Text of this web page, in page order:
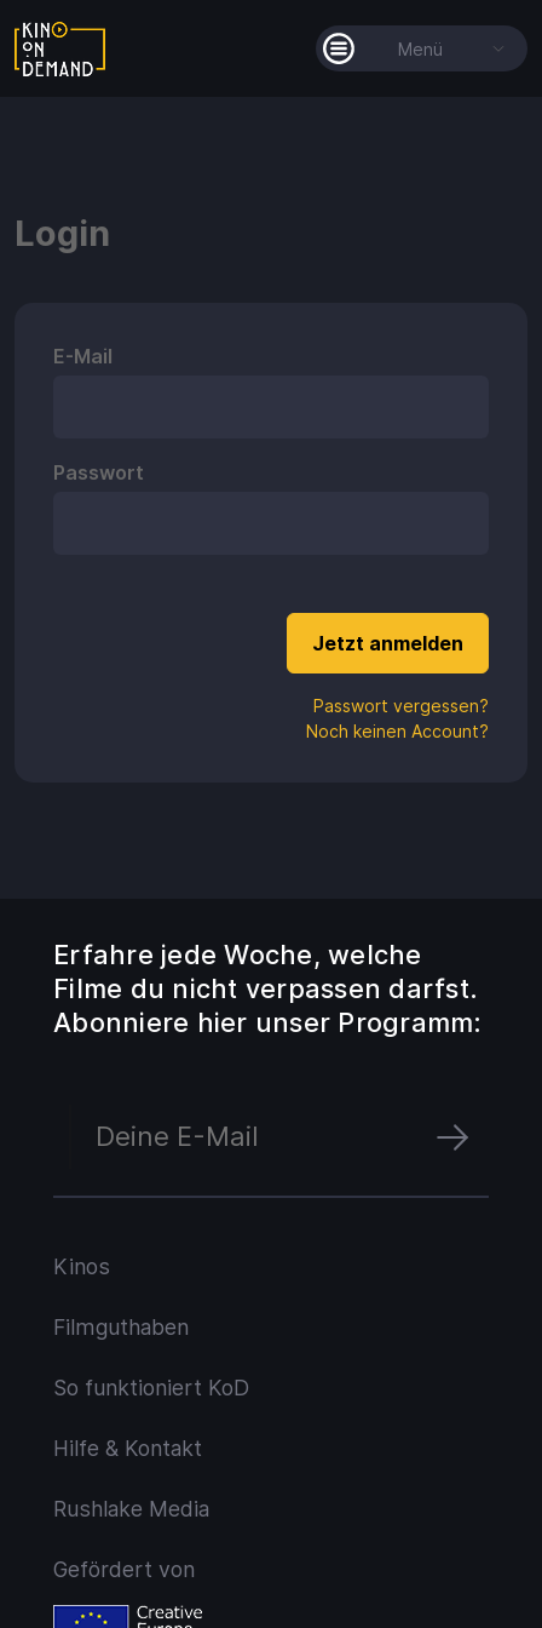
Menü
Einlösen
Login
E-Mail
Passwort
Passwort vergessen?
Noch keinen Account?
Erfahre jede Woche, welche
Filme du nicht verpassen darfst.
Abonniere hier unser Programm:
Kinos
Filmguthaben
So funktioniert KoD
Hilfe & Kontakt
Rushlake Media
Gefördert von